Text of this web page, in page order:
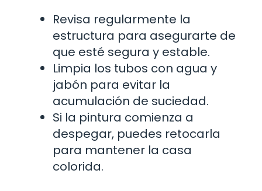
Revisa regularmente la
estructura para asegurarte de
que esté segura y estable.
Limpia los tubos con agua y
jabón para evitar la
acumulación de suciedad.
Si la pintura comienza a
despegar, puedes retocarla
para mantener la casa
colorida.